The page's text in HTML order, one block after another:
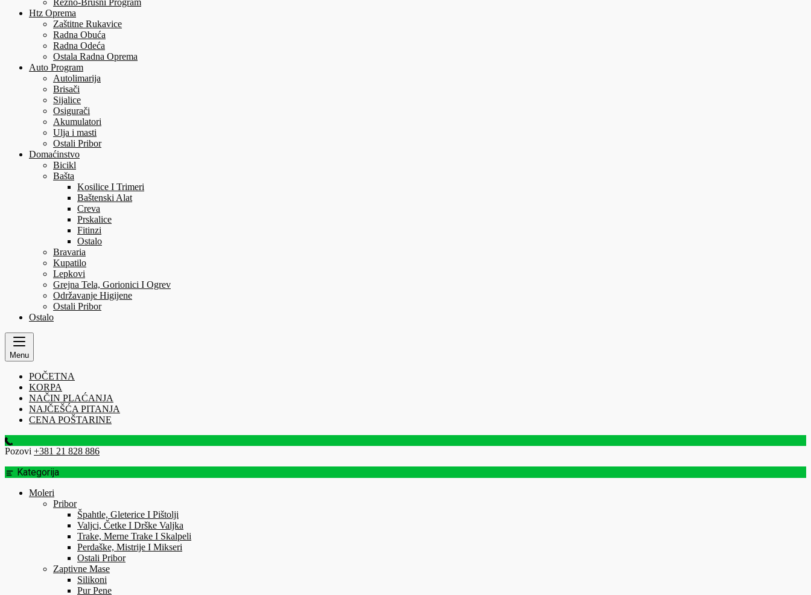
Htz Oprema
Zaštitne Rukavice
Radna Obuća
Radna Odeća
Ostala Radna Oprema
Auto Program
Autolimarija
Brisači
Sijalice
Osigurači
Akumulatori
Ulja i masti
Ostali Pribor
Domaćinstvo
Bicikl
Bašta
Kosilice I Trimeri
Baštenski Alat
Creva
Prskalice
Fitinzi
Ostalo
Bravaria
Kupatilo
Lepkovi
Grejna Tela, Gorionici I Ogrev
Održavanje Higijene
Ostali Pribor
Ostalo
Menu
POČETNA
KORPA
NAČIN PLAĆANJA
NAJČEŠĆA PITANJA
CENA POŠTARINE
Pozovi +381 21 828 886
Kategorija
Moleri
Pribor
Špahtle, Gleterice I Pištolji
Valjci, Četke I Drške Valjka
Trake, Merne Trake I Skalpeli
Perdaške, Mistrije I Mikseri
Ostali Pribor
Zaptivne Mase
Silikoni
Pur Pene